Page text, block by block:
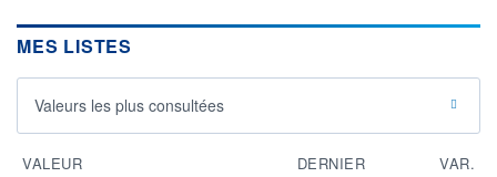
MES LISTES
Valeurs les plus consultées
VALEUR DERNIER VAR.